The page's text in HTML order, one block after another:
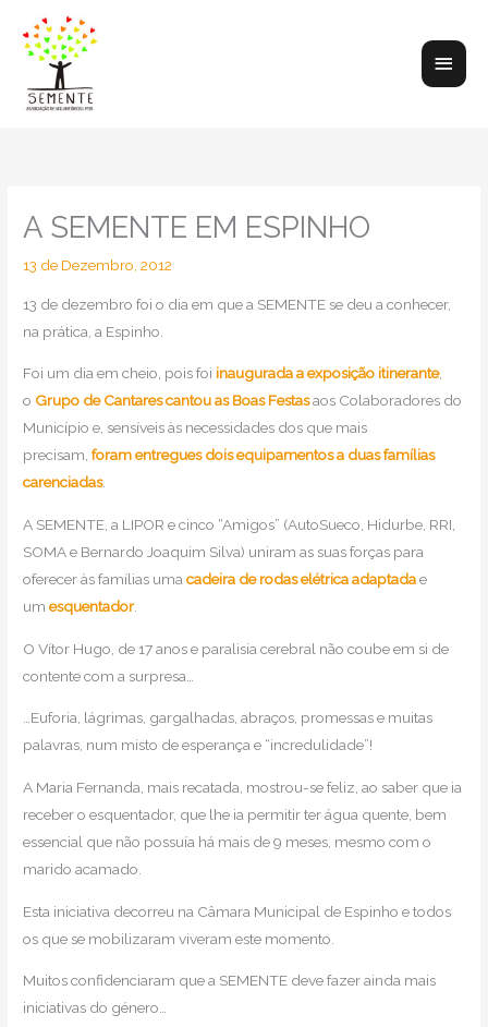
content
Main
A SEMENTE EM ESPINHO
13 de Dezembro, 2012
13 de dezembro foi o dia em que a SEMENTE se deu a conhecer,
na prática, a Espinho.
Foi um dia em cheio, pois foi inaugurada a exposição itinerante,
o Grupo de Cantares cantou as Boas Festasaos Colaboradores do
Município e, sensíveis às necessidades dos que mais
precisam, foram entregues dois equipamentos a duas famílias
carenciadas.
A SEMENTE, a LIPOR e cinco “Amigos” (AutoSueco, Hidurbe, RRI,
SOMA e Bernardo Joaquim Silva) uniram as suas forças para
oferecer às famílias uma cadeira de rodas elétrica adaptadae
um esquentador.
O Vítor Hugo, de 17 anos e paralisia cerebral não coube em si de
contente com a surpresa…
…Euforia, lágrimas, gargalhadas, abraços, promessas e muitas
palavras, num misto de esperança e “incredulidade”!
A Maria Fernanda, mais recatada, mostrou-se feliz, ao saber que ia
receber o esquentador, que lhe ia permitir ter água quente, bem
essencial que não possuía há mais de 9 meses, mesmo com o
marido acamado.
Esta iniciativa decorreu na Câmara Municipal de Espinho e todos
os que se mobilizaram viveram este momento.
Muitos confidenciaram que a SEMENTE deve fazer ainda mais
iniciativas do género…